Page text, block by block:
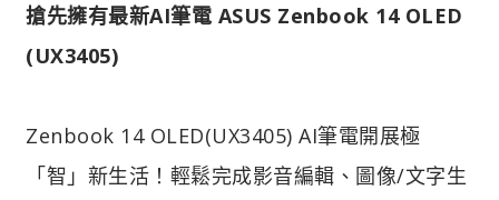
搶先擁有最新AI筆電 ASUS Zenbook 14 OLED
(UX3405)
Zenbook 14 OLED(UX3405) AI筆電開展極
「智」新生活！輕鬆完成影音編輯、圖像/文字生